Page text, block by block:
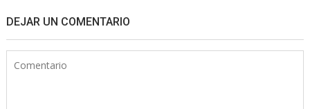
DEJAR UN COMENTARIO